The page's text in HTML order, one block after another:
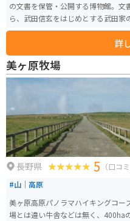
の文書を保管・公開する博物館。
ら、武田信玄をはじめとする武田
館の建物は茅野市出身の建築家、
抜なデザインの建物が周辺にも幾
係の方が、非常に詳しく丁寧な説明
詳
美ヶ原牧場
長野県 5 （口コ
#山｜高原
美ヶ原高原パノラマハイキングコー
場とは違い牛舎などは無く、400ha